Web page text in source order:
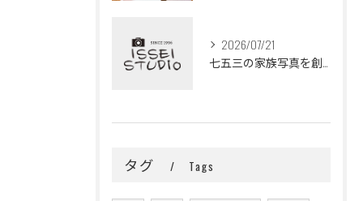
2026/07/21
七五三の家族写真を創業30年の写真館で残す福岡県宗像市で安心の思い出作り
タグ Tags